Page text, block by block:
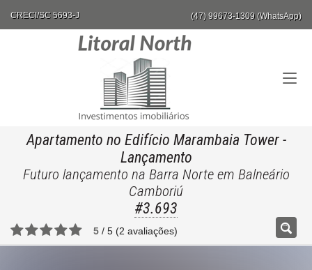
CRECI/SC 5693-J (47) 99673-1309 (WhatsApp)
Apartamento no Edifício Marambaia Tower-
Lançamento
Futuro lançamento na Barra Norte em Balneário
Camboriú
#3.693
5 / 5 (2 avaliações)